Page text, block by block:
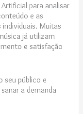
para analisar
e as
Muitas
já utilizam
e satisfação
seu público e
a demanda